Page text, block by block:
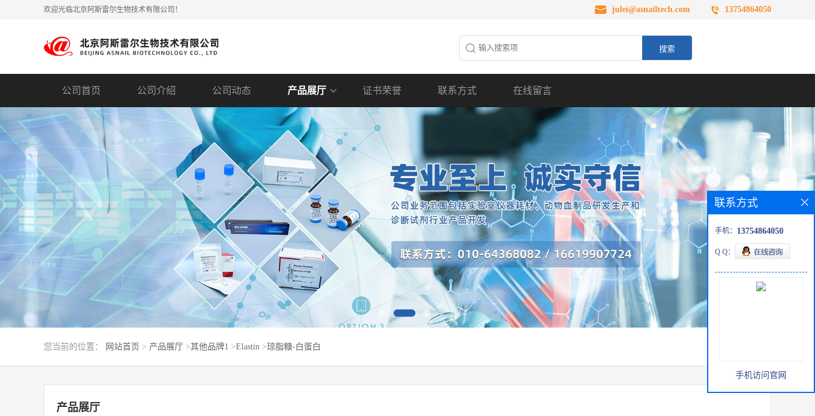
欢迎光临北京阿斯雷尔生物技术有限公司！ julei@asnailtech.com 13754864050
公司首页 公司介绍 公司动态 产品展厅 证书荣誉 联系方式 在线留言
您当前的位置： 网站首页 > 产品展厅 >其他品牌1 >Elastin >琼脂糖-白蛋白
产品展厅
联系方式
手机： 13754864050
Q Q：
手机访问官网